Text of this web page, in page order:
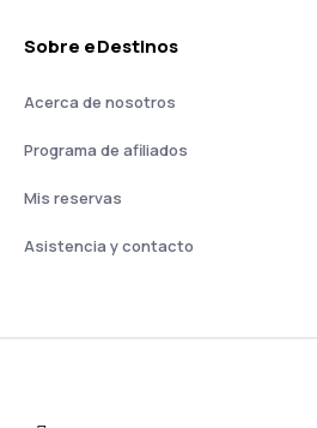
Sobre eDestinos
Acerca de nosotros
Programa de afiliados
Mis reservas
Asistencia y contacto